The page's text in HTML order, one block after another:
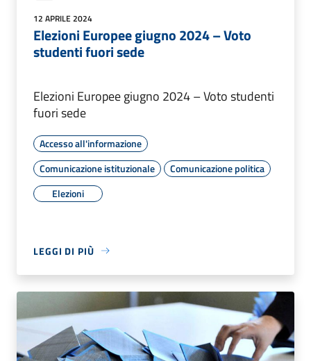
12 APRILE 2024
Elezioni Europee giugno 2024 – Voto
studenti fuori sede
Elezioni Europee giugno 2024 – Voto studenti
fuori sede
Accesso all'informazione
Comunicazione istituzionale
Comunicazione politica
Elezioni
LEGGI DI PIÙ